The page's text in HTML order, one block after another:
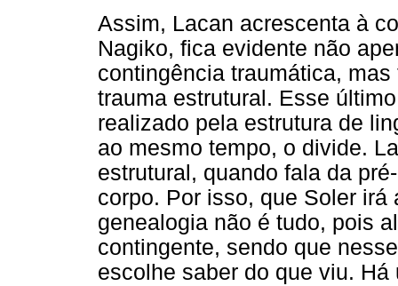
Assim, Lacan acrescenta à
Nagiko, fica evidente não
contingência traumática,
trauma estrutural. Esse
realizado pela estrutura de
ao mesmo tempo, o divide.
estrutural, quando fala da
corpo. Por isso, que Soler
genealogia não é tudo, pois
contingente, sendo que
escolhe saber do que viu.